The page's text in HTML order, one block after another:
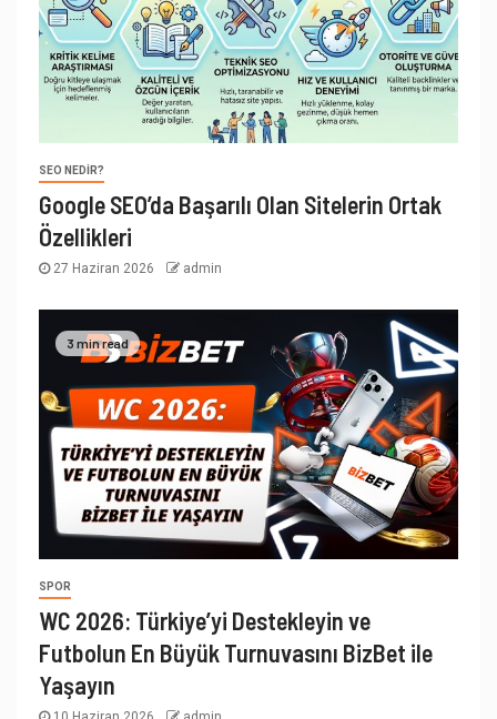
SEO NEDIR?
Google SEO’da Başarılı Olan Sitelerin Ortak
Özellikleri
27 Haziran 2026 admin
3 min read
SPOR
WC 2026: Türkiye’yi Destekleyin ve
Futbolun En Büyük Turnuvasını BizBet ile
Yaşayın